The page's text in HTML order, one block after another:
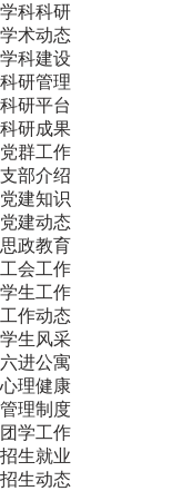
学科科研
学术动态
学科建设
科研管理
科研平台
科研成果
党群工作
支部介绍
党建知识
党建动态
思政教育
工会工作
学生工作
工作动态
学生风采
六进公寓
心理健康
管理制度
团学工作
招生就业
招生动态